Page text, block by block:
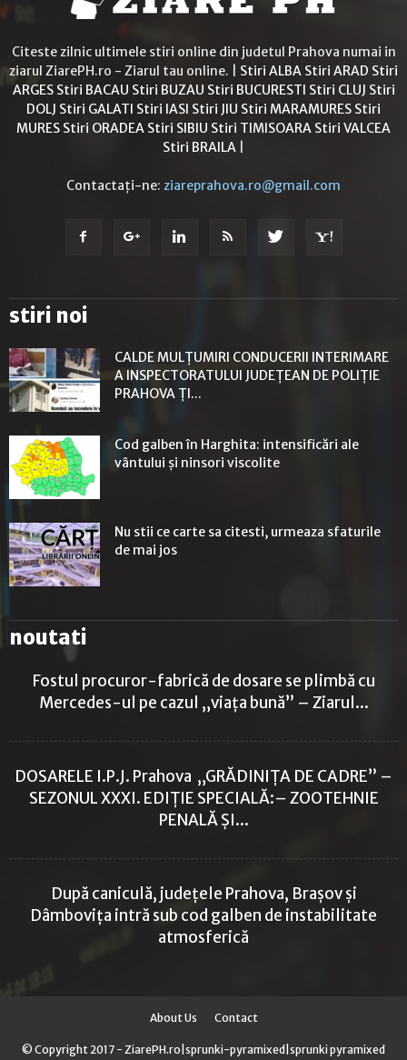
Citeste zilnic ultimele stiri online din judetul Prahova numai in
ziarul ZiarePH.ro - Ziarul tau online. | Stiri ALBA Stiri ARAD Stiri
ARGES Stiri BACAU Stiri BUZAU Stiri BUCURESTI Stiri CLUJ Stiri
DOLJ Stiri GALATI Stiri IASI Stiri JIU Stiri MARAMURES Stiri
MURES Stiri ORADEA Stiri SIBIU Stiri TIMISOARA Stiri VALCEA
Stiri BRAILA
Contactați-ne: ziareprahova.ro@gmail.com
stiri noi
CALDE MULȚUMIRI CONDUCERII INTERIMARE
A INSPECTORATULUI JUDEȚEAN DE POLIȚIE
PRAHOVA ȚI...
Cod galben în Harghita: intensificări ale
vântului și ninsori viscolite
Nu stii ce carte sa citesti, urmeaza sfaturile
de mai jos
noutati
Fostul procuror-fabrică de dosare se plimbă cu
Mercedes-ul pe cazul „viața bună” – Ziarul...
DOSARELE I.P.J. Prahova „GRĂDINIȚA DE CADRE” –
SEZONUL XXXI. EDIȚIE SPECIALĂ:– ZOOTEHNIE
PENALĂ ȘI...
După caniculă, județele Prahova, Brașov și
Dâmbovița intră sub cod galben de instabilitate
atmosferică
About Us Contact
© Copyright 2017 - ZiarePH.ro| sprunki-pyramixed sprunki pyramixed